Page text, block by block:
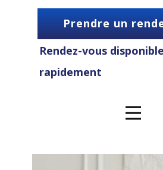
Prendre un
Rendez-vous
rapidement